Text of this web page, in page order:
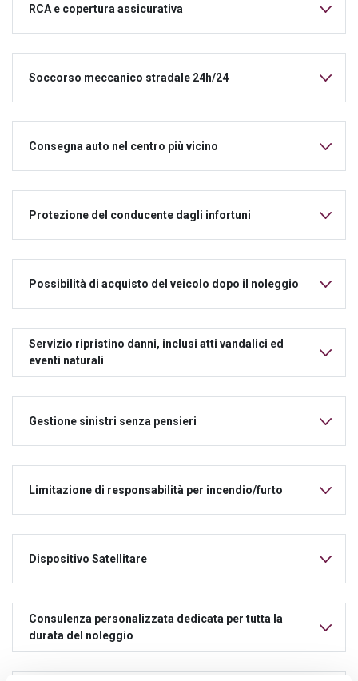
RCA e copertura assicurativa
Soccorso meccanico stradale 24h/24
Consegna auto nel centro più vicino
Protezione del conducente dagli infortuni
Possibilità di acquisto del veicolo dopo il noleggio
Servizio ripristino danni, inclusi atti vandalici ed
eventi naturali
Gestione sinistri senza pensieri
Limitazione di responsabilità per incendio/furto
Dispositivo Satellitare
Consulenza personalizzata dedicata per tutta la
durata del noleggio